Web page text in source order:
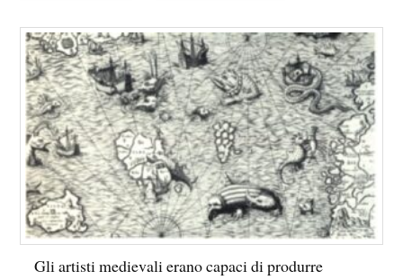
Gli artisti medievali erano capaci di produrre